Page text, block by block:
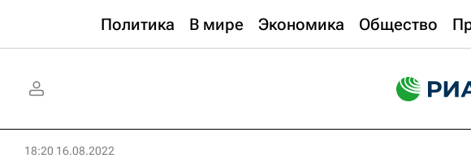
Политика В мире Экономика Общество
18:20 16.08.2022